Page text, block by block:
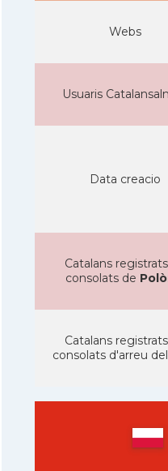
Webs
Usuaris
Data creacio
Catalans
consolats de
Catalans
consolats d'arreu del